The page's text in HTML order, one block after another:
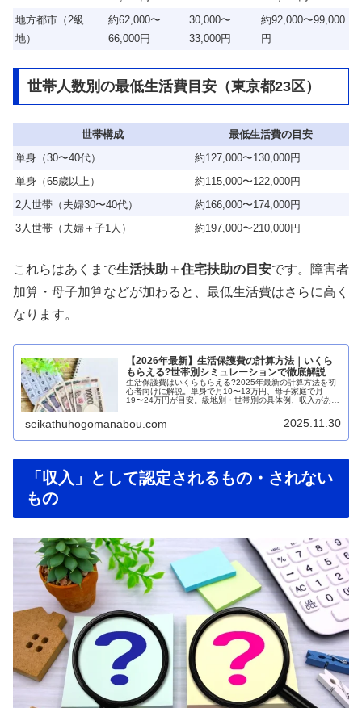
地方都市（2級
地）
約62,000〜
66,000円
30,000〜
33,000円
約92,000〜99,000
円
世帯人数別の最低生活費目安（東京都23区）
世帯構成
最低生活費の目安
単身（30〜40代）
約127,000〜130,000円
単身（65歳以上）
約115,000〜122,000円
2人世帯（夫婦30〜40代）
約166,000〜174,000円
3人世帯（夫婦＋子1人）
約197,000〜210,000円
これらはあくまで生活扶助＋住宅扶助の目安です。障害者
加算・母子加算などが加わると、最低生活費はさらに高く
なります。
【2026年最新】生活保護費の計算方法｜いくら
もらえる?世帯別シミュレーションで徹底解説
生活保護費はいくらもらえる?2025年最新の計算方法を初
心者向けに解説。単身で月10〜13万円、母子家庭で月
19〜24万円が目安。級地別・世帯別の具体例、収入がある
seikathuhogomanabou.com 2025.11.30
「収入」として認定されるもの・されない
もの